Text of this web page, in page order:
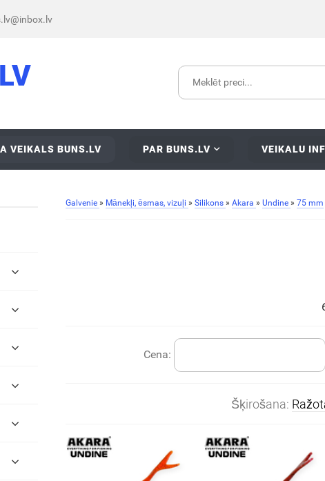
VEIKALS BUNS.LV PAR BUNS.LV VEIKALU
Galvenie » Mānekļi, ēsmas, vizuļi » Silikons » Akara » Undine » 75 mm
Cena:
Šķirošana: